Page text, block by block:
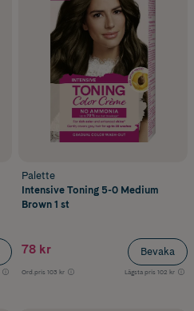
Palette
Intensive Toning 5-0 Medium
Brown 1 st
78 kr
Ord.pris 103 kr Lägsta pris 102 kr
Bevaka